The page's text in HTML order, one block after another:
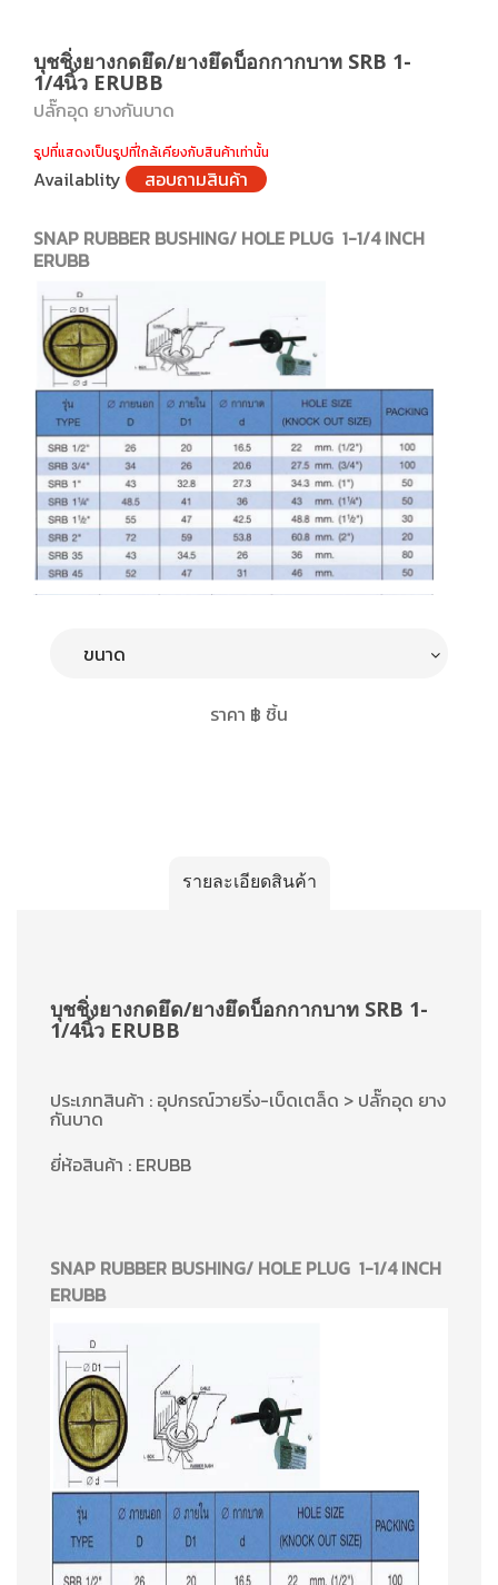
บุชชิ่งยางกดยึด/ยางยึดบ็อกกากบาท SRB 1-
1/4นิ้ว ERUBB
ปลั๊กอุด ยางกันบาด
รูปที่แสดงเป็นรูปที่ใกล้เคียงกับสินค้าเท่านั้น
Availablity สอบถามสินค้า
SNAP RUBBER BUSHING/ HOLE PLUG 1-1/4 INCH
ERUBB
ราคา ฿ ชิ้น
รายละเอียดสินค้า
บุชชิ่งยางกดยึด/ยางยึดบ็อกกากบาท SRB 1-
1/4นิ้ว ERUBB
ประเภทสินค้า : อุปกรณ์วายริ่ง-เบ็ดเตล็ด > ปลั๊กอุด ยาง
กันบาด
ยี่ห้อสินค้า : ERUBB
SNAP RUBBER BUSHING/ HOLE PLUG 1-1/4 INCH
ERUBB